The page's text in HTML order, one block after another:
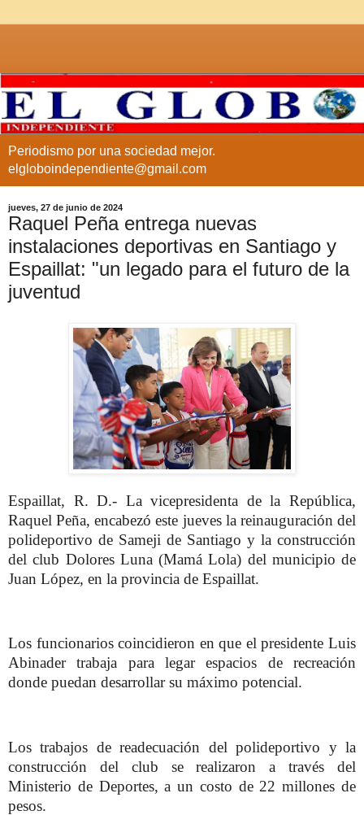
Periodismo por una sociedad mejor.
elgloboindependiente@gmail.com
jueves, 27 de junio de 2024
Raquel Peña entrega nuevas
instalaciones deportivas en Santiago y
Espaillat: "un legado para el futuro de la
juventud
Espaillat, R. D.- La vicepresidenta de la República,
Raquel Peña, encabezó este jueves la reinauguración del
polideportivo de Sameji de Santiago y la construcción
del club Dolores Luna (Mamá Lola) del municipio de
Juan López, en la provincia de Espaillat.
Los funcionarios coincidieron en que el presidente Luis
Abinader trabaja para legar espacios de recreación
donde puedan desarrollar su máximo potencial.
Los trabajos de readecuación del polideportivo y la
construcción del club se realizaron a través del
Ministerio de Deportes, a un costo de 22 millones de
pesos.